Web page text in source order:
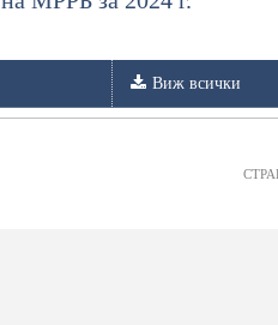
Виж всички